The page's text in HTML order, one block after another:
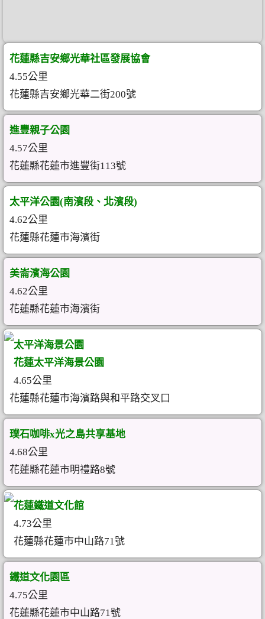
花蓮縣吉安鄉光華社區發展協會
4.55公里
花蓮縣吉安鄉光華二街200號
進豐親子公園
4.57公里
花蓮縣花蓮市進豐街113號
太平洋公園(南濱段、北濱段)
4.62公里
花蓮縣花蓮市海濱街
美崙濱海公園
4.62公里
花蓮縣花蓮市海濱街
太平洋海景公園
花蓮太平洋海景公園
4.65公里
花蓮縣花蓮市海濱路與和平路交叉口
璞石咖啡x光之島共享基地
4.68公里
花蓮縣花蓮市明禮路8號
花蓮鐵道文化館
4.73公里
花蓮縣花蓮市中山路71號
鐵道文化園區
4.75公里
花蓮縣花蓮市中山路71號